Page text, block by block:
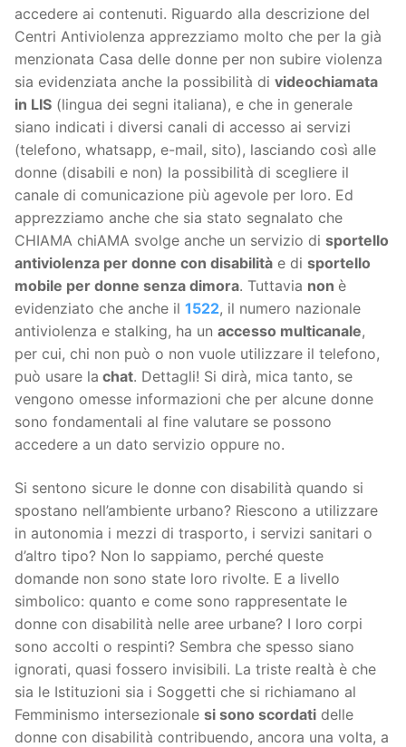
accedere ai contenuti. Riguardo alla descrizione del
Centri Antiviolenza apprezziamo molto che per la già
menzionata Casa delle donne per non subire violenza
sia evidenziata anche la possibilità di videochiamata
in LIS (lingua dei segni italiana), e che in generale
siano indicati i diversi canali di accesso ai servizi
(telefono, whatsapp, e-mail, sito), lasciando così alle
donne (disabili e non) la possibilità di scegliere il
canale di comunicazione più agevole per loro. Ed
apprezziamo anche che sia stato segnalato che
CHIAMA chiAMA svolge anche un servizio di sportello
antiviolenza per donne con disabilità e di sportello
mobile per donne senza dimora. Tuttavia non è
evidenziato che anche il 1522, il numero nazionale
antiviolenza e stalking, ha un accesso multicanale,
per cui, chi non può o non vuole utilizzare il telefono,
può usare la chat. Dettagli! Si dirà, mica tanto, se
vengono omesse informazioni che per alcune donne
sono fondamentali al fine valutare se possono
accedere a un dato servizio oppure no.
Si sentono sicure le donne con disabilità quando si
spostano nell’ambiente urbano? Riescono a utilizzare
in autonomia i mezzi di trasporto, i servizi sanitari o
d’altro tipo? Non lo sappiamo, perché queste
domande non sono state loro rivolte. E a livello
simbolico: quanto e come sono rappresentate le
donne con disabilità nelle aree urbane? I loro corpi
sono accolti o respinti? Sembra che spesso siano
ignorati, quasi fossero invisibili. La triste realtà è che
sia le Istituzioni sia i Soggetti che si richiamano al
Femminismo intersezionale si sono scordati delle
donne con disabilità contribuendo, ancora una volta, a